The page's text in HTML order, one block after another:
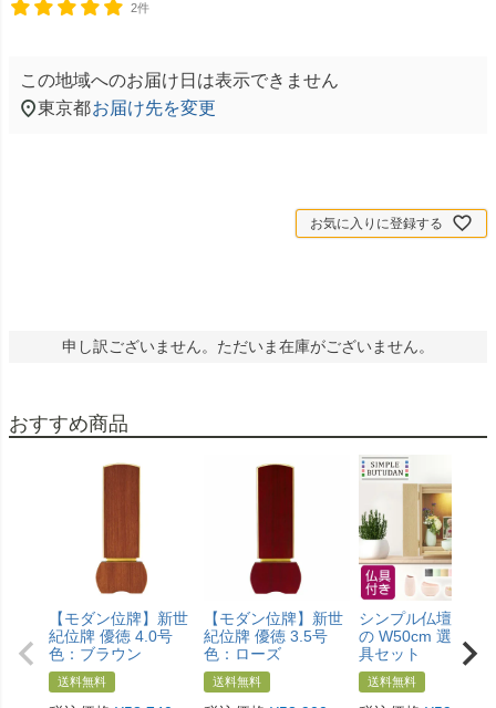
2件
この地域へのお届け日は表示できません
東京都お届け先を変更
お気に入りに登録する
申し訳ございません。ただいま在庫がございません。
おすすめ商品
【モダン位牌】新世
紀位牌 優徳 4.0号
色：ブラウン
送料無料
【モダン位牌】新世
紀位牌 優徳 3.5号
色：ローズ
送料無料
シンプル仏壇 あけ
の W50cm 選べる
具セット
送料無料